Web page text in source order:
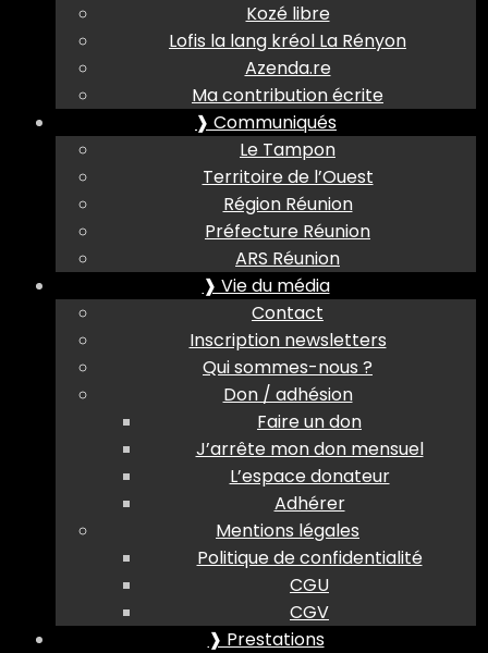
Kozé libre
Lofis la lang kréol La Rényon
Azenda.re
Ma contribution écrite
❱ Communiqués
Le Tampon
Territoire de l’Ouest
Région Réunion
Préfecture Réunion
ARS Réunion
❱ Vie du média
Contact
Inscription newsletters
Qui sommes-nous ?
Don / adhésion
Faire un don
J’arrête mon don mensuel
L’espace donateur
Adhérer
Mentions légales
Politique de confidentialité
CGU
CGV
❱ Prestations